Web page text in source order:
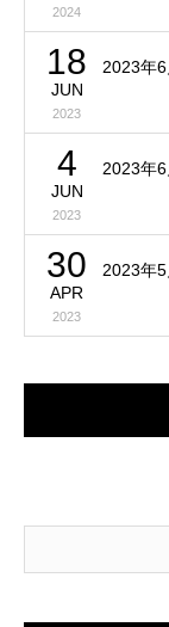
2024
18
JUN
2023
2023年
4
JUN
2023
2023年
30
APR
2023
2023年